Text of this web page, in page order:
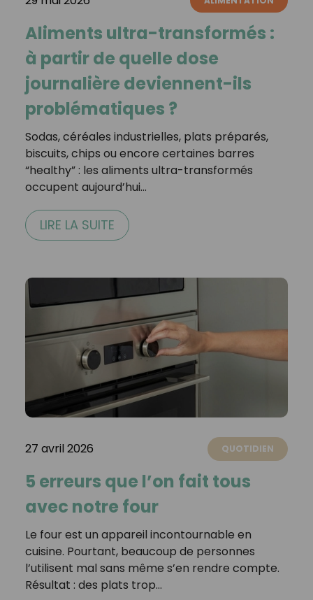
Aliments ultra-transformés :
à partir de quelle dose
journalière deviennent-ils
problématiques ?
Sodas, céréales industrielles, plats préparés,
biscuits, chips ou encore certaines barres
“healthy” : les aliments ultra-transformés
occupent aujourd’hui…
LIRE LA SUITE
27 avril 2026 QUOTIDIEN
5 erreurs que l’on fait tous
avec notre four
Le four est un appareil incontournable en
cuisine. Pourtant, beaucoup de personnes
l’utilisent mal sans même s’en rendre compte.
Résultat : des plats trop…